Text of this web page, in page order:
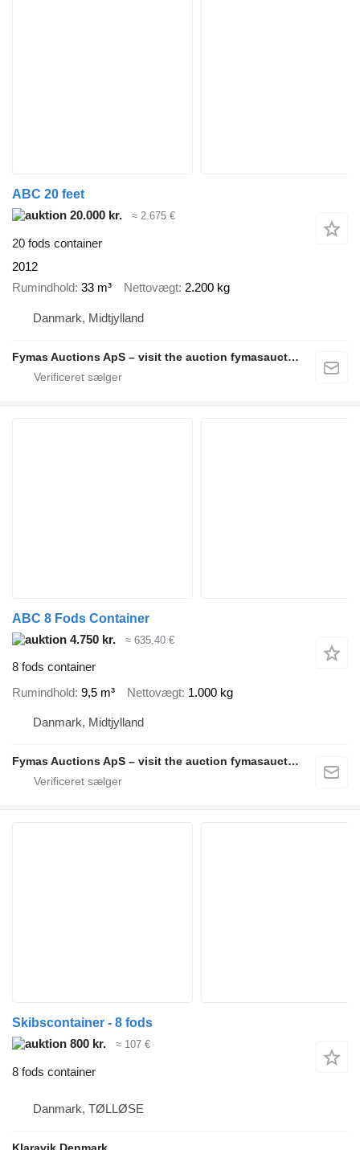
ABC 20 feet
20.000 kr.
≈ 2.675 €
20 fods container
2012
Rumindhold 33 m³ Nettovægt 2.200 kg
Danmark, Midtjylland
Fymas Auctions ApS – visit the auction fymasauctions.dk
ABC 8 Fods Container
4.750 kr.
≈ 635,40 €
8 fods container
Rumindhold 9,5 m³ Nettovægt 1.000 kg
Danmark, Midtjylland
Fymas Auctions ApS – visit the auction fymasauctions.dk
Skibscontainer - 8 fods
800 kr.
≈ 107 €
8 fods container
Danmark, TØLLØSE